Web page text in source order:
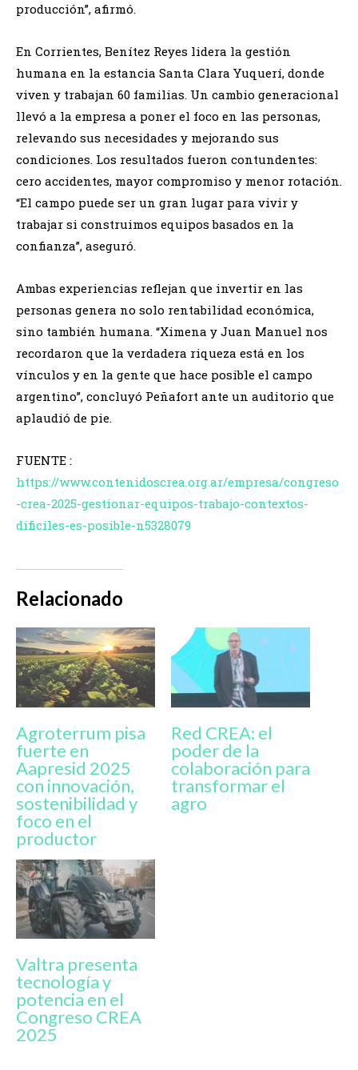
producción”, afirmó.
En Corrientes, Benítez Reyes lidera la gestión
humana en la estancia Santa Clara Yuquerí, donde
viven y trabajan 60 familias. Un cambio generacional
llevó a la empresa a poner el foco en las personas,
relevando sus necesidades y mejorando sus
condiciones. Los resultados fueron contundentes:
cero accidentes, mayor compromiso y menor rotación.
“El campo puede ser un gran lugar para vivir y
trabajar si construimos equipos basados en la
confianza”, aseguró.
Ambas experiencias reflejan que invertir en las
personas genera no solo rentabilidad económica,
sino también humana. “Ximena y Juan Manuel nos
recordaron que la verdadera riqueza está en los
vínculos y en la gente que hace posible el campo
argentino”, concluyó Peñafort ante un auditorio que
aplaudió de pie.
FUENTE :
https://www.contenidoscrea.org.ar/empresa/congreso
-crea-2025-gestionar-equipos-trabajo-contextos-
dificiles-es-posible-n5328079
Relacionado
Agroterrum pisa
fuerte en
Aapresid 2025
con innovación,
sostenibilidad y
foco en el
productor
Red CREA: el
poder de la
colaboración para
transformar el
agro
Valtra presenta
tecnología y
potencia en el
Congreso CREA
2025